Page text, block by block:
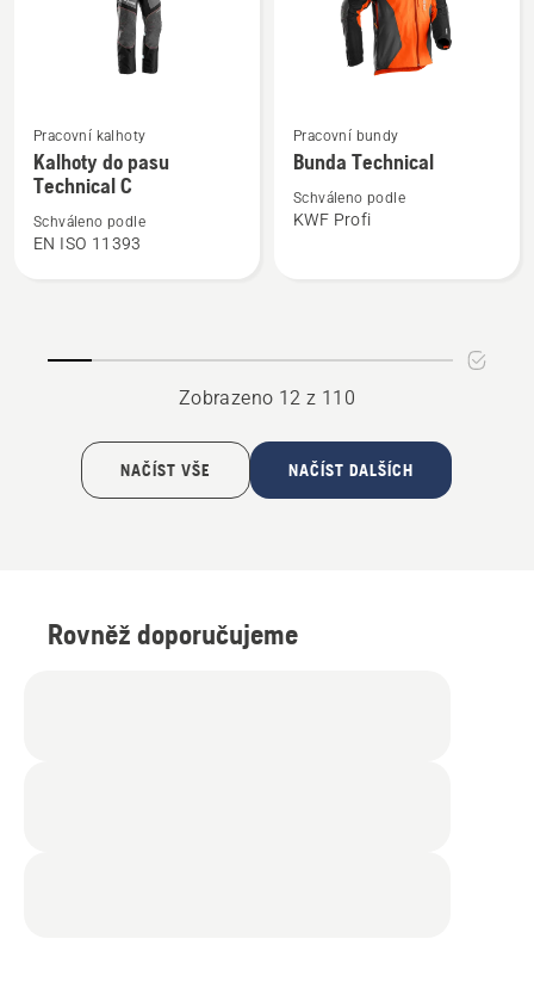
více
informací
Kalhoty
Pracovní kalhoty
Kalhoty do pasu
Technical C
Schváleno podle
EN ISO 11393
více
informací
Bunda
Pracovní bundy
Bunda Technical
Schváleno podle
KWF Profi
Zobrazeno 12 z 110
NAČÍST VŠE NAČÍST DALŠÍCH
Rovněž doporučujeme